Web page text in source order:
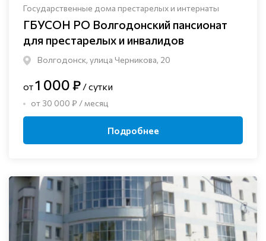
Государственные дома престарелых и интернаты
ГБУСОН РО Волгодонский пансионат
для престарелых и инвалидов
Волгодонск, улица Черникова, 20
от1 000 ₽ / сутки
от 30 000 ₽ / месяц
Подробнее